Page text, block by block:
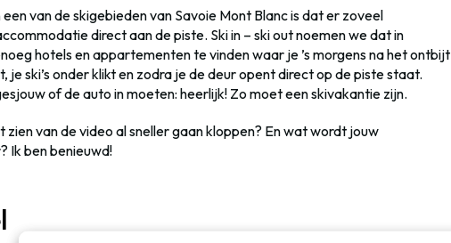
van de skigebieden van Savoie Mont Blanc is dat er zoveel
direct aan de piste. Ski in – ski out noemen we dat in
hotels en appartementen te vinden waar je ’s morgens na het ontbijt
je ski’s onder klikt en zodra je de deur opent direct op de piste staat.
of de auto in moeten: heerlijk! Zo moet een skivakantie zijn.
van de video al sneller gaan kloppen? En wat wordt jouw
Ik ben benieuwd!